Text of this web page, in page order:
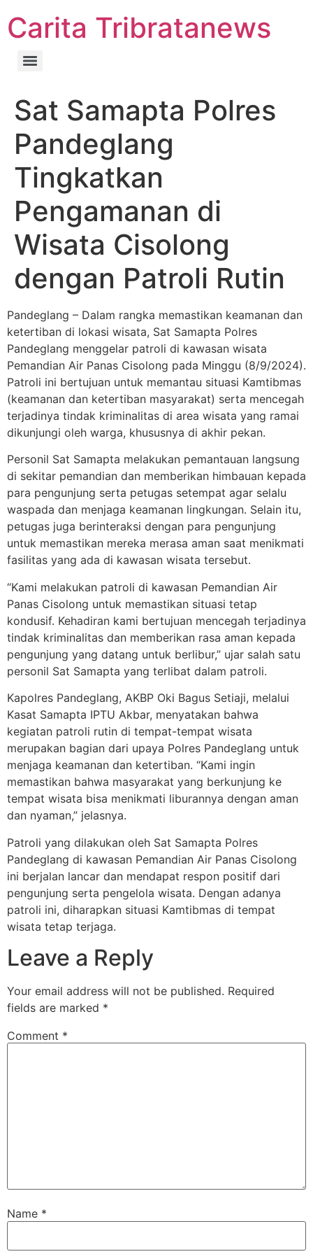
Carita Tribratanews
Sat Samapta Polres
Pandeglang
Tingkatkan
Pengamanan di
Wisata Cisolong
dengan Patroli Rutin
Pandeglang – Dalam rangka memastikan keamanan dan
ketertiban di lokasi wisata, Sat Samapta Polres
Pandeglang menggelar patroli di kawasan wisata
Pemandian Air Panas Cisolong pada Minggu (8/9/2024).
Patroli ini bertujuan untuk memantau situasi Kamtibmas
(keamanan dan ketertiban masyarakat) serta mencegah
terjadinya tindak kriminalitas di area wisata yang ramai
dikunjungi oleh warga, khususnya di akhir pekan.
Personil Sat Samapta melakukan pemantauan langsung
di sekitar pemandian dan memberikan himbauan kepada
para pengunjung serta petugas setempat agar selalu
waspada dan menjaga keamanan lingkungan. Selain itu,
petugas juga berinteraksi dengan para pengunjung
untuk memastikan mereka merasa aman saat menikmati
fasilitas yang ada di kawasan wisata tersebut.
“Kami melakukan patroli di kawasan Pemandian Air
Panas Cisolong untuk memastikan situasi tetap
kondusif. Kehadiran kami bertujuan mencegah terjadinya
tindak kriminalitas dan memberikan rasa aman kepada
pengunjung yang datang untuk berlibur,” ujar salah satu
personil Sat Samapta yang terlibat dalam patroli.
Kapolres Pandeglang, AKBP Oki Bagus Setiaji, melalui
Kasat Samapta IPTU Akbar, menyatakan bahwa
kegiatan patroli rutin di tempat-tempat wisata
merupakan bagian dari upaya Polres Pandeglang untuk
menjaga keamanan dan ketertiban. “Kami ingin
memastikan bahwa masyarakat yang berkunjung ke
tempat wisata bisa menikmati liburannya dengan aman
dan nyaman,” jelasnya.
Patroli yang dilakukan oleh Sat Samapta Polres
Pandeglang di kawasan Pemandian Air Panas Cisolong
ini berjalan lancar dan mendapat respon positif dari
pengunjung serta pengelola wisata. Dengan adanya
patroli ini, diharapkan situasi Kamtibmas di tempat
wisata tetap terjaga.
Leave a Reply
Your email address will not be published. Required
fields are marked *
Comment *
Name *